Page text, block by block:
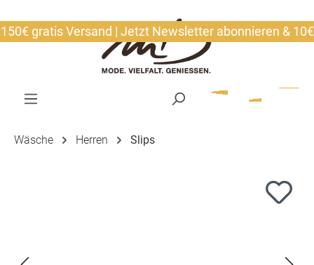
gratis Versand | Jetzt Newsletter abonnieren & 10€
Wäsche Herren Slips